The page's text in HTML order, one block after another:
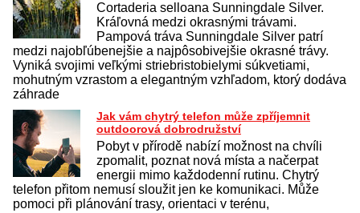
Cortaderia selloana Sunningdale Silver.
Kráľovná medzi okrasnými trávami.
Pampová tráva Sunningdale Silver patrí
medzi najobľúbenejšie a najpôsobivejšie okrasné trávy.
Vyniká svojimi veľkými striebristobielymi súkvetiami,
mohutným vzrastom a elegantným vzhľadom, ktorý dodáva
záhrade
Jak vám chytrý telefon může zpříjemnit
outdoorová dobrodružství
Pobyt v přírodě nabízí možnost na chvíli
zpomalit, poznat nová místa a načerpat
energii mimo každodenní rutinu. Chytrý
telefon přitom nemusí sloužit jen ke komunikaci. Může
pomoci při plánování trasy, orientaci v terénu,